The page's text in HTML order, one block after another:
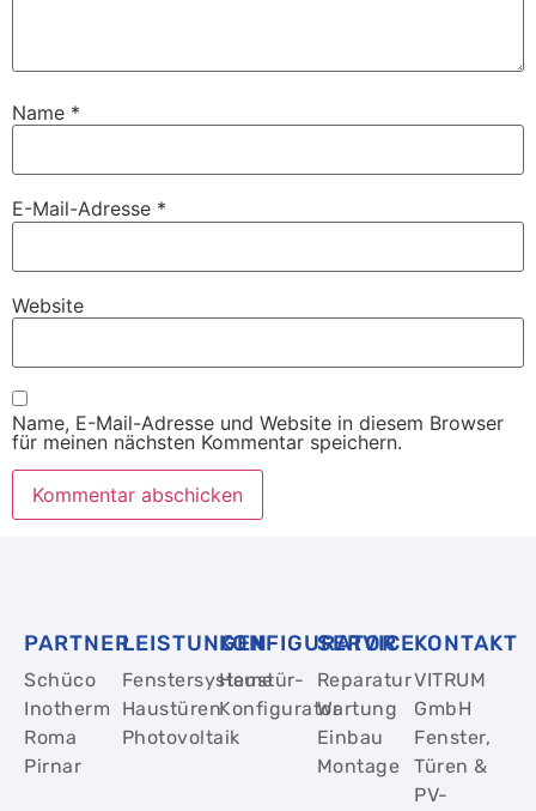
Name *
E-Mail-Adresse *
Website
Name, E-Mail-Adresse und Website in diesem Browser
für meinen nächsten Kommentar speichern.
PARTNER
Schüco
Inotherm
Roma
Pirnar
LEISTUNGEN
Fenstersysteme
Haustüren
Photovoltaik
KONFIGURATOR
Haustür-
Konfigurator
SERVICE
Reparatur
Wartung
Einbau
Montage
KONTAKT
VITRUM
GmbH
Fenster,
Türen &
PV-